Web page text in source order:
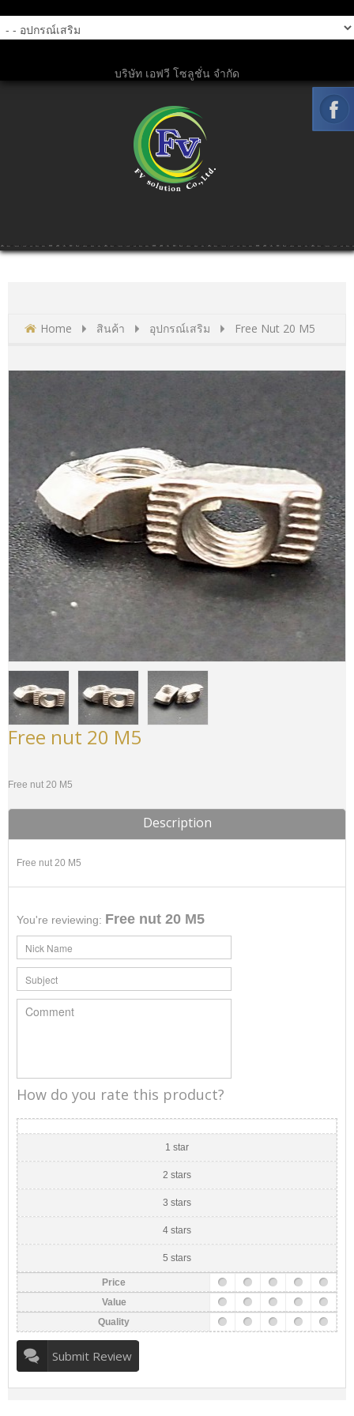
บริษัท เอฟวี โซลูชั่น จำกัด
Home สินค้า อุปกรณ์เสริม Free Nut 20 M5
Free nut 20 M5
Free nut 20 M5
Description
Free nut 20 M5
You're reviewing: Free nut 20 M5
How do you rate this product?
1 star
2 stars
3 stars
4 stars
5 stars
Price
Value
Quality
Submit Review